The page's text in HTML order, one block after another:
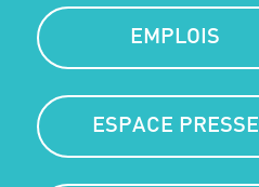
EMPLOIS
ESPACE PRESSE